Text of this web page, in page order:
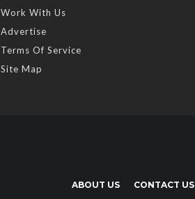
Work With Us
Advertise
Terms Of Service
Site Map
ABOUT US CONTACT US